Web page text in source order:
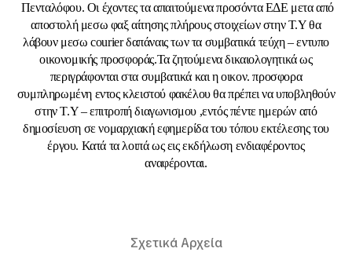
Πενταλόφου. Οι έχοντες τα απαιτούμενα προσόντα ΕΔΕ μετα από
αποστολή μεσω φαξ αίτησης πλήρους στοιχείων στην Τ.Υ θα
λάβουν μεσω courier δαπάναις των τα συμβατικά τεύχη – εντυπο
οικονομικής προσφοράς.Τα ζητούμενα δικαιολογητικά ως
περιγράφονται στα συμβατικά και η οικον. προσφορα
συμπληρωμένη εντος κλειστού φακέλου θα πρέπει να υποβληθούν
στην Τ.Υ – επιτροπή διαγωνισμου ,εντός πέντε ημερών από
δημοσίευση σε νομαρχιακή εφημερίδα του τόπου εκτέλεσης του
έργου. Κατά τα λοιπά ως εις εκδήλωση ενδιαφέροντος
αναφέρονται.
Σχετικά Αρχεία